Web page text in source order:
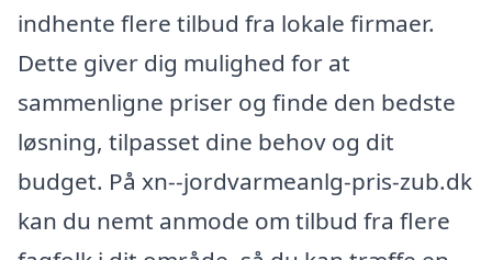
indhente flere tilbud fra lokale firmaer.
Dette giver dig mulighed for at
sammenligne priser og finde den bedste
løsning, tilpasset dine behov og dit
budget. På xn--jordvarmeanlg-pris-zub.dk
kan du nemt anmode om tilbud fra flere